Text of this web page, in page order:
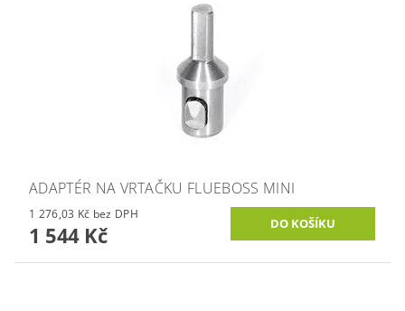
ADAPTÉR NA VRTAČKU FLUEBOSS MINI
1 276,03 Kč bez DPH
1 544 Kč